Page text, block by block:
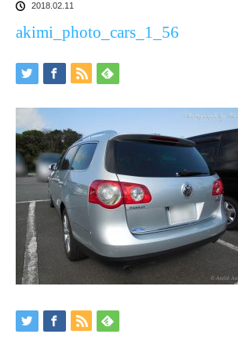
2018.02.11
akimi_photo_cars_1_56